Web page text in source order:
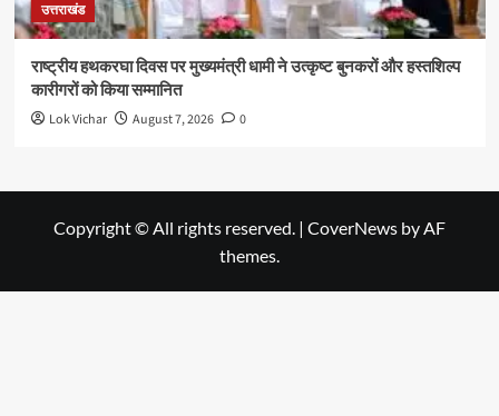
उत्तराखंड
राष्ट्रीय हथकरघा दिवस पर मुख्यमंत्री धामी ने उत्कृष्ट बुनकरों और हस्तशिल्प
कारीगरों को किया सम्मानित
Lok Vichar August 7, 2026 0
Copyright © All rights reserved. | CoverNews by AF
themes.